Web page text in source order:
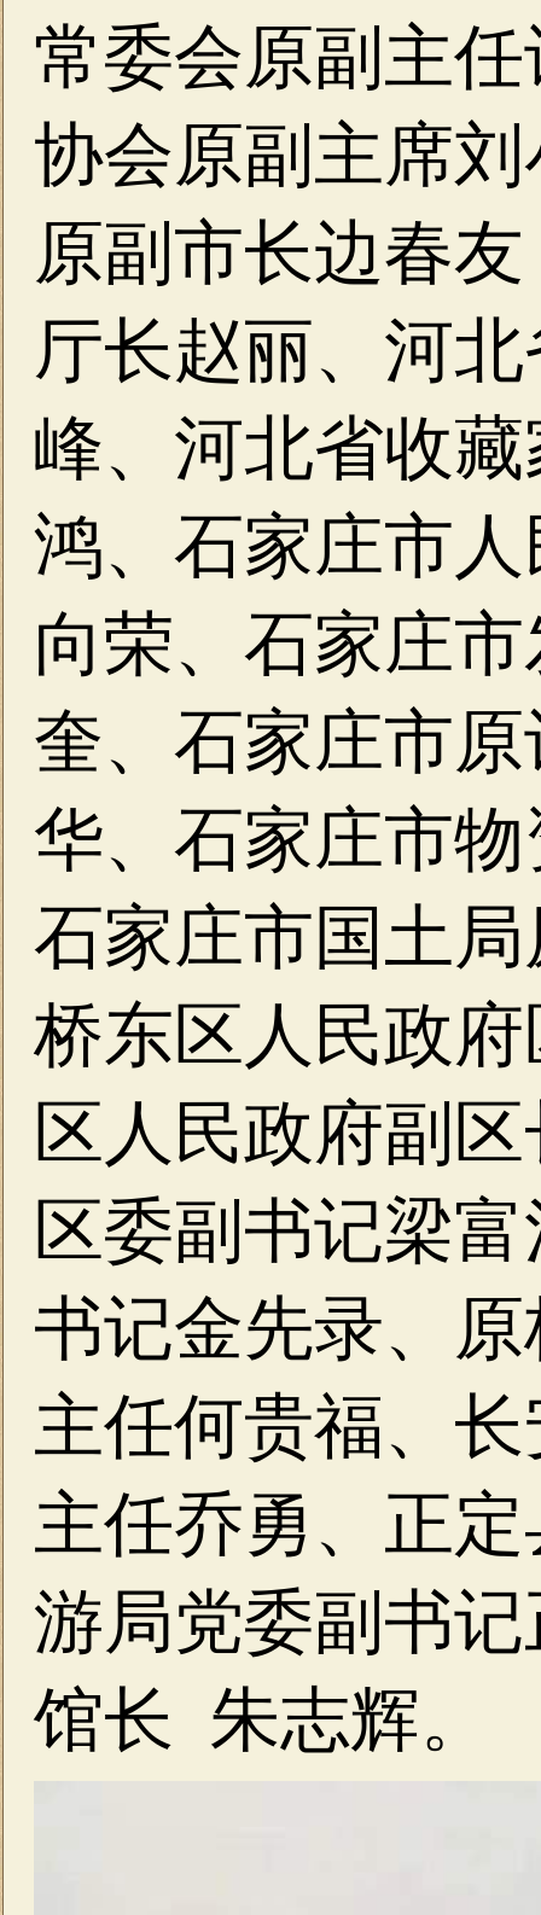
常委会原副主
协会原副主席
原副市长边春
厅长赵丽、河
峰、河北省收
鸿、石家庄市
向荣、石家庄
奎、石家庄市
华、石家庄市
石家庄市国土
桥东区人民政
区人民政府副
区委副书记梁
书记金先录、
主任何贵福、
主任乔勇、正
游局党委副书
馆长 朱志辉。